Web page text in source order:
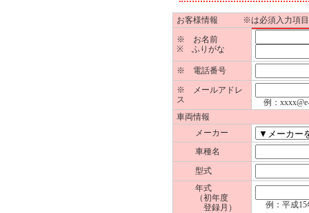
お客様情報 ※は必須入力項目
※ お名前
※ ふりがな
※ 電話番号
※ メールアドレ
ス
例：
車両情報
メーカー
車種名
型式
年式
（初年度
登録月）
例：平成